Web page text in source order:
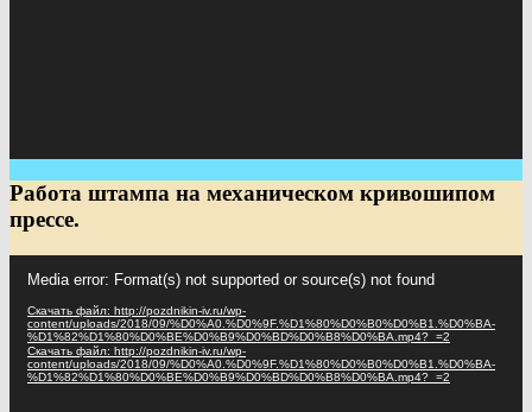
Работа штампа на механическом кривошипом
прессе.
Media error: Format(s) not supported or source(s) not found
Скачать файл: http://pozdnikin-iv.ru/wp-
content/uploads/2018/09/%D0%A0.%D0%9F.%D1%80%D0%B0%D0%B1.%D0%BA-
%D1%82%D1%80%D0%BE%D0%B9%D0%BD%D0%B8%D0%BA.mp4?_=2
Скачать файл: http://pozdnikin-iv.ru/wp-
content/uploads/2018/09/%D0%A0.%D0%9F.%D1%80%D0%B0%D0%B1.%D0%BA-
%D1%82%D1%80%D0%BE%D0%B9%D0%BD%D0%B8%D0%BA.mp4?_=2